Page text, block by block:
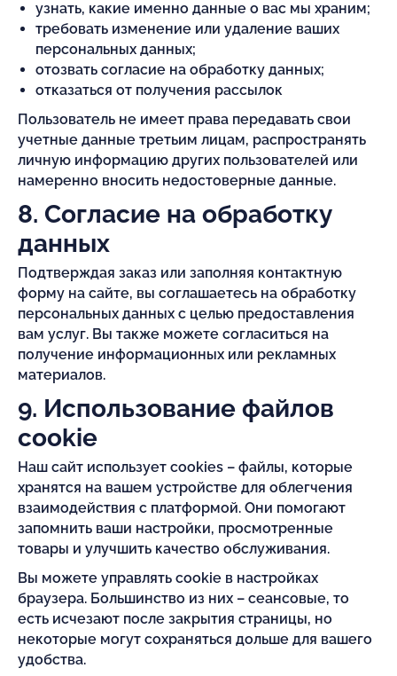
узнать, какие именно данные о вас мы храним;
требовать изменение или удаление ваших
персональных данных;
отозвать согласие на обработку данных;
отказаться от получения рассылок
Пользователь не имеет права передавать свои
учетные данные третьим лицам, распространять
личную информацию других пользователей или
намеренно вносить недостоверные данные.
8. Согласие на обработку
данных
Подтверждая заказ или заполняя контактную
форму на сайте, вы соглашаетесь на обработку
персональных данных с целью предоставления
вам услуг. Вы также можете согласиться на
получение информационных или рекламных
материалов.
9. Использование файлов
cookie
Наш сайт использует cookies – файлы, которые
хранятся на вашем устройстве для облегчения
взаимодействия с платформой. Они помогают
запомнить ваши настройки, просмотренные
товары и улучшить качество обслуживания.
Вы можете управлять cookie в настройках
браузера. Большинство из них – сеансовые, то
есть исчезают после закрытия страницы, но
некоторые могут сохраняться дольше для вашего
удобства.